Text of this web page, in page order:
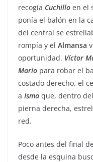
recogía Cuchillo en el
ponía el balón en la
del central se
rompía y el Almansa
oportunidad. Víctor
Mario para robar el
costado derecho, el
a Isma que, dentro
pierna derecha,
red.
Poco antes del final
desde la esquina